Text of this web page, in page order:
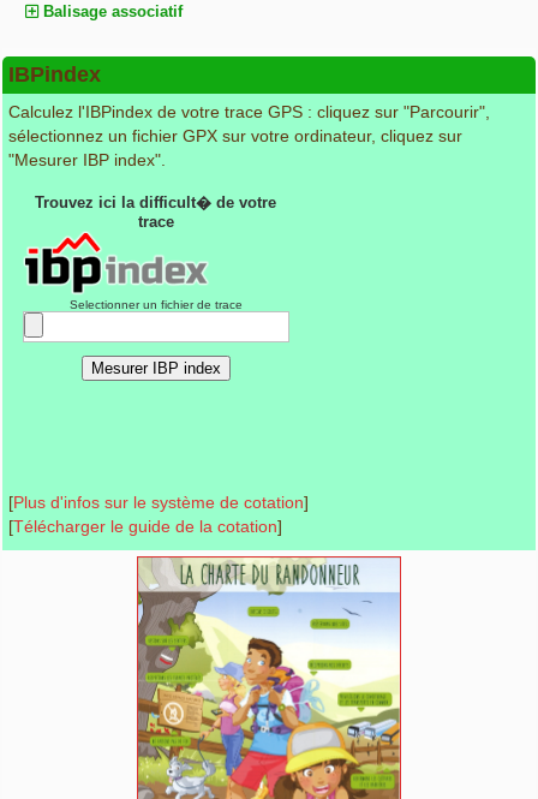
Balisage associatif
IBPindex
Calculez l'IBPindex de votre trace GPS : cliquez sur "Parcourir",
sélectionnez un fichier GPX sur votre ordinateur, cliquez sur
"Mesurer IBP index".
[Plus d'infos sur le système de cotation]
[Télécharger le guide de la cotation]